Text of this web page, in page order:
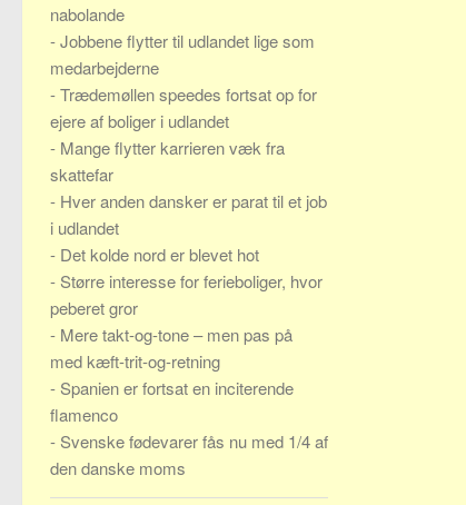
nabolande
-Jobbene flytter til udlandet lige som
medarbejderne
-Trædemøllen speedes fortsat op for
ejere af boliger i udlandet
- Mange flytter karrieren væk fra
skattefar
- Hver anden dansker er parat til et job
i udlandet
- Det kolde nord er blevet hot
- Større interesse for ferieboliger, hvor
peberet gror
- Mere takt-og-tone – men pas på
med kæft-trit-og-retning
- Spanien er fortsat en inciterende
flamenco
- Svenske fødevarer fås nu med 1/4 af
den danske moms